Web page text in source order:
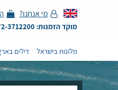
מי אנחנו?
מוקד הזמנות: 072-3712200, א'-ה': 19:00-9:00, שישי: 13:00-9:00
מלונות בישראל דילים